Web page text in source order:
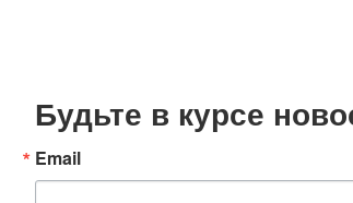
Будьте в курсе
Email